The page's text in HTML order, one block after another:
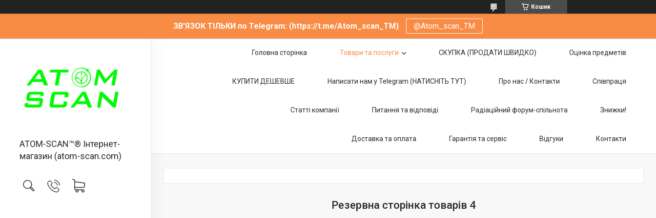
Кошик
ЗВ'ЯЗОК ТІЛЬКИ по Telegram: (https://t.me/Atom_scan_TM) @Atom_scan_TM
ATOM-SCAN™® Інтернет-
магазин (atom-scan.com)
Головна сторінка Товари та послуги СКУПКА (ПРОДАТИ ШВИДКО) Оцінка предметів
КУПИТИ ДЕШЕВШЕ Написати нам у Telegram (НАТИСНІТЬ ТУТ) Про нас / Контакти Співпраця
Статті компанії Питання та відповіді Радіаційний форум-спільнота Знижки!
Доставка та оплата Гарантія та сервіс Відгуки Контакти
Резервна сторінка товарів 4